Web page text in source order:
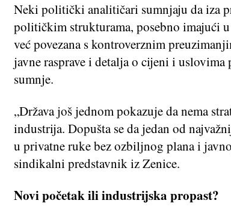
Neki politički analitičari sumnjaju da iza
političkim strukturama, posebno imajući
već povezana s kontroverznim
javne rasprave i detalja o cijeni i uslovima
sumnje.
„Država još jednom pokazuje da nema
industrija. Dopušta se da jedan od
u privatne ruke bez ozbiljnog plana i
sindikalni predstavnik iz Zenice.
Novi početak ili industrijska propast?